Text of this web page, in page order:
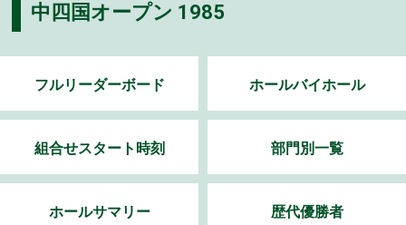
中四国オープン 1985
フルリーダーボード ホールバイホール
組合せスタート時刻 部門別一覧
ホールサマリー 歴代優勝者